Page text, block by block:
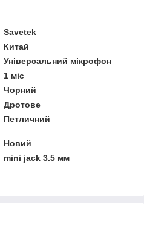
Savetek
Китай
Універсальний мікрофон
1 міс
Чорний
Дротове
Петличний
Новий
mini jack 3.5 мм